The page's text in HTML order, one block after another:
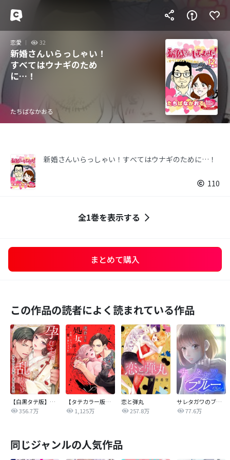
恋愛 32
新婚さんいらっしゃい！
すべてはウナギのため
に…！
たちばなかおる
新婚さんいらっしゃい！すべてはウナギのために…！
110
全1巻を表示する
まとめて購入
この作品の読者によく読まれている作品
【白黒タテ版】孕むまで乱れいけ～身代わり花嫁と軍服の猛愛
356.7万
【タテカラー版】漣蒼士に処女を捧ぐ～さあ、じっくり愛でましょうか
1,125万
恋と弾丸
257.8万
サレタガワのブルー【タテヨミ】
77.6万
同じジャンルの人気作品